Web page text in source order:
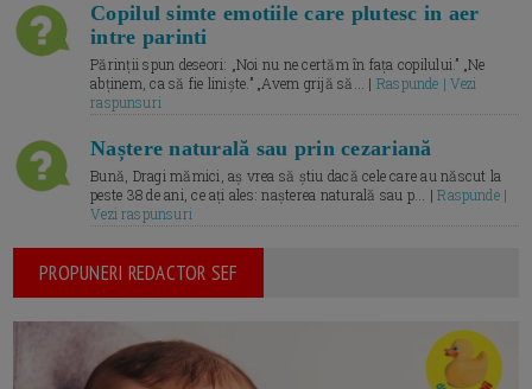
Copilul simte emotiile care plutesc in aer
intre parinti
Părinții spun deseori: „Noi nu ne certăm în fața copilului.” „Ne
abținem, ca să fie liniște.” „Avem grijă să... | Raspunde | Vezi
raspunsuri
Naștere naturală sau prin cezariană
Bună, Dragi mămici, aș vrea să știu dacă cele care au născut la
peste 38 de ani, ce ați ales: nașterea naturală sau p... |Raspunde |
Vezi raspunsuri
PROPUNERI REDACTOR SEF